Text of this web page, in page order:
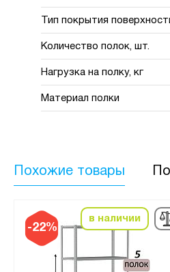
Тип покрытия
Количество полок, шт.
Нагрузка на полку, кг
Материал полки
Похожие товары
-22%
в наличии